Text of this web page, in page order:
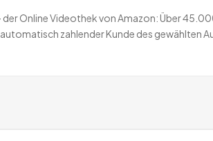
der Online Videothek von Amazon: Über
zahlender Kunde des
bei Mitgliedschaft über den Gratistest